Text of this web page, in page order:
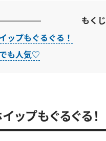
もくじ
ップもぐるぐる！
も人気♡
ップもぐるぐる！